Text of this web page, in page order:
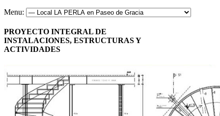
Menu:
PROYECTO INTEGRAL DE
INSTALACIONES, ESTRUCTURAS Y
ACTIVIDADES